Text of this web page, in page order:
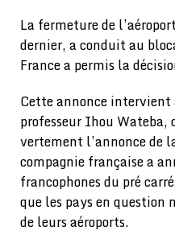
La fermeture de
dernier, a conduit au
France a permis la
Cette annonce intervient
professeur Ihou
vertement l’annonce de
compagnie française a
francophones du pré
que les pays en question
de leurs aéroports.